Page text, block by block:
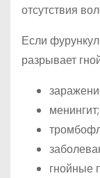
отсутствия
Если
разрывает
менингит;
гнойные